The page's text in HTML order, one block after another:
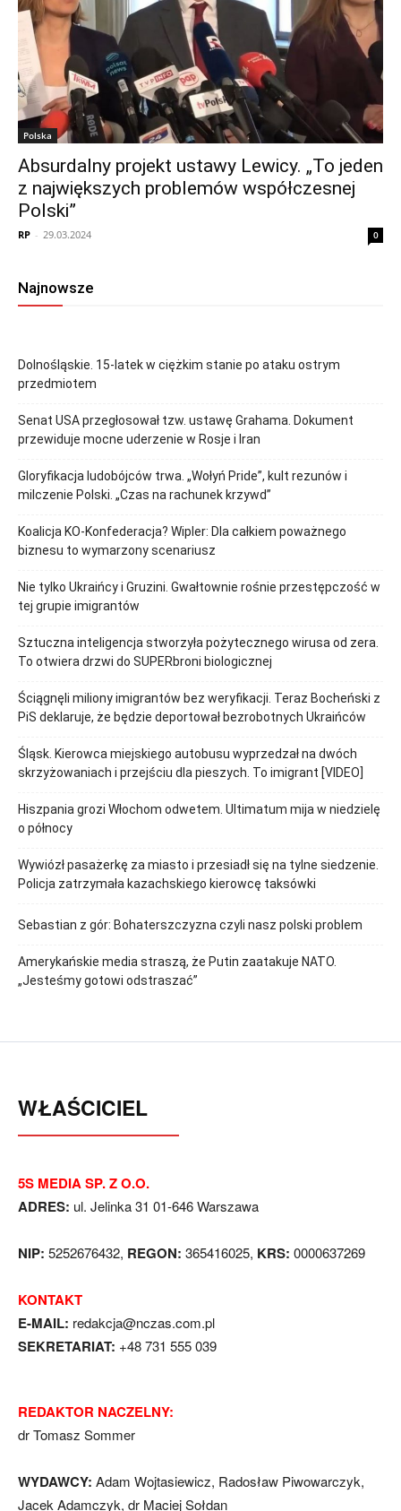
Polska
Absurdalny projekt ustawy Lewicy. „To jeden
z największych problemów współczesnej
Polski”
RP - 29.03.2024 0
Najnowsze
Dolnośląskie. 15-latek w ciężkim stanie po ataku ostrym
przedmiotem
Senat USA przegłosował tzw. ustawę Grahama. Dokument
przewiduje mocne uderzenie w Rosje i Iran
Gloryfikacja ludobójców trwa. „Wołyń Pride”, kult rezunów i
milczenie Polski. „Czas na rachunek krzywd”
Koalicja KO-Konfederacja? Wipler: Dla całkiem poważnego
biznesu to wymarzony scenariusz
Nie tylko Ukraińcy i Gruzini. Gwałtownie rośnie przestępczość w
tej grupie imigrantów
Sztuczna inteligencja stworzyła pożytecznego wirusa od zera.
To otwiera drzwi do SUPERbroni biologicznej
Ściągnęli miliony imigrantów bez weryfikacji. Teraz Bocheński z
PiS deklaruje, że będzie deportował bezrobotnych Ukraińców
Śląsk. Kierowca miejskiego autobusu wyprzedzał na dwóch
skrzyżowaniach i przejściu dla pieszych. To imigrant [VIDEO]
Hiszpania grozi Włochom odwetem. Ultimatum mija w niedzielę
o północy
Wywiózł pasażerkę za miasto i przesiadł się na tylne siedzenie.
Policja zatrzymała kazachskiego kierowcę taksówki
Sebastian z gór: Bohaterszczyzna czyli nasz polski problem
Amerykańskie media straszą, że Putin zaatakuje NATO.
„Jesteśmy gotowi odstraszać”
WŁAŚCICIEL
5S MEDIA SP. Z O.O.
ADRES: ul. Jelinka 31 01-646 Warszawa
NIP: 5252676432, REGON: 365416025, KRS: 0000637269
KONTAKT
E-MAIL: redakcja@nczas.com.pl
SEKRETARIAT: +48 731 555 039
REDAKTOR NACZELNY:
dr Tomasz Sommer
WYDAWCY: Adam Wojtasiewicz, Radosław Piwowarczyk,
Jacek Adamczyk, dr Maciej Sołdan